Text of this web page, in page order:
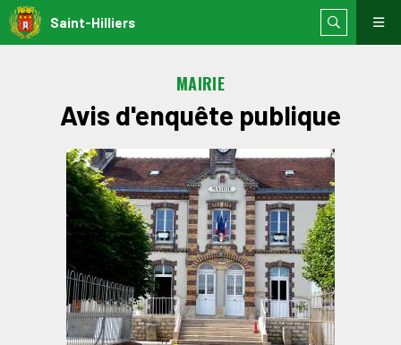
Saint-Hilliers
MAIRIE
Avis d'enquête publique